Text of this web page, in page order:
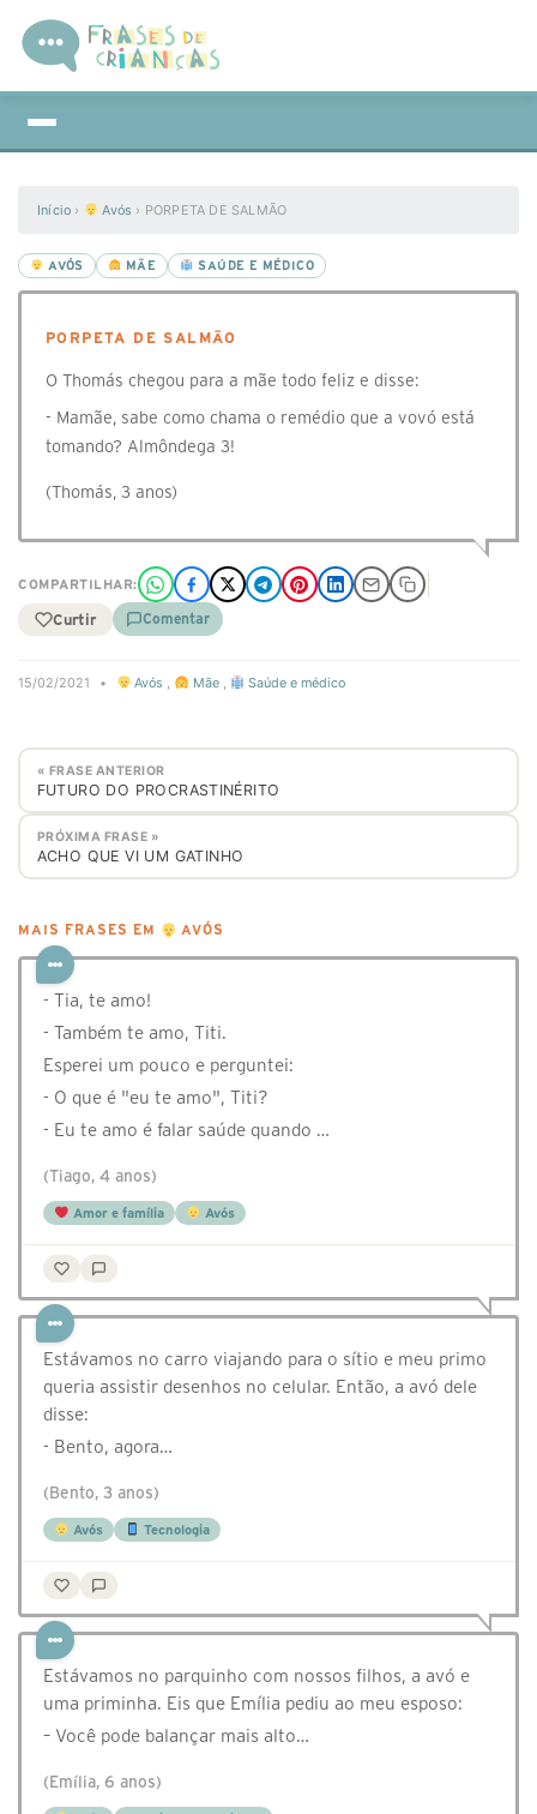
Início › Avós › PORPETA DE SALMÃO
AVÓS MÃE SAÚDE E MÉDICO
PORPETA DE SALMÃO
O Thomás chegou para a mãe todo feliz e disse:
- Mamãe, sabe como chama o remédio que a vovó está
tomando? Almôndega 3!
(Thomás, 3 anos)
COMPARTILHAR:
Curtir Comentar
15/02/2021 • Avós , Mãe, Saúde e médico
« FRASE ANTERIOR
FUTURO DO PROCRASTINÉRITO
PRÓXIMA FRASE »
ACHO QUE VI UM GATINHO
MAIS FRASES EM AVÓS
- Tia, te amo!
- Também te amo, Titi.
Esperei um pouco e perguntei:
- O que é "eu te amo", Titi?
- Eu te amo é falar saúde quando …
(Tiago, 4 anos)
Amor e família Avós
Estávamos no carro viajando para o sítio e meu primo
queria assistir desenhos no celular. Então, a avó dele
disse:
- Bento, agora…
(Bento, 3 anos)
Avós Tecnologia
Estávamos no parquinho com nossos filhos, a avó e
uma priminha. Eis que Emília pediu ao meu esposo:
– Você pode balançar mais alto…
(Emília, 6 anos)